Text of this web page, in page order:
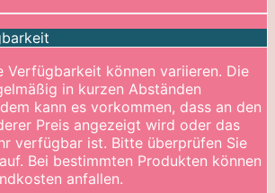
Verfügbarkeit können variieren. Die
in kurzen Abständen
kann es vorkommen, dass an den
Preis angezeigt wird oder das
verfügbar ist. Bitte überprüfen Sie
Bei bestimmten Produkten können
anfallen.